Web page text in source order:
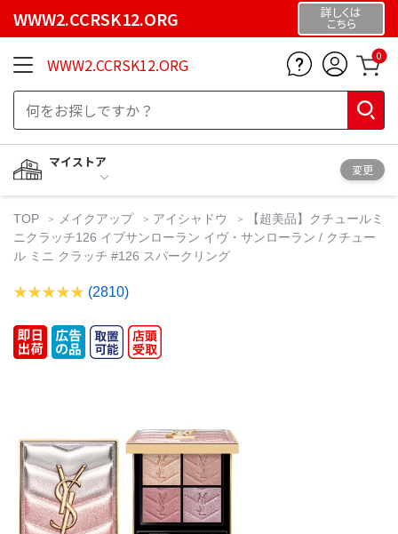
WWW2.CCRSK12.ORG 詳しくは
こちら
WWW2.CCRSK12.ORG 0
マイストア
変更
TOP メイクアップ アイシャドウ
【超美品】クチュールミ
ニクラッチ126 イブサンローラン イヴ・サンローラン / クチュー
ル ミニ クラッチ #126 スパークリング
(2810)